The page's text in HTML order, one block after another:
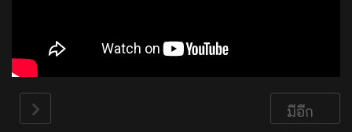
มีอีก